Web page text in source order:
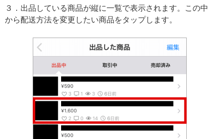
３．出品している商品が縦に一覧で表示されます。この中
から配送方法を変更したい商品をタップします。